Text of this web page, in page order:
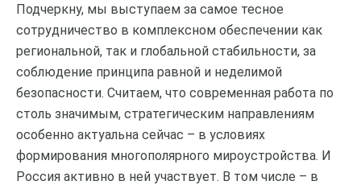
Подчеркну, мы выступаем за самое тесное
сотрудничество в комплексном обеспечении как
региональной, так и глобальной стабильности, за
соблюдение принципа равной и неделимой
безопасности. Считаем, что современная работа по
столь значимым, стратегическим направлениям
особенно актуальна сейчас – в условиях
формирования многополярного мироустройства. И
Россия активно в ней участвует. В том числе – в